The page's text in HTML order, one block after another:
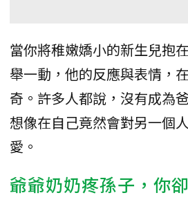
當你將稚嫩嬌小的新生兒抱
舉一動，他的反應與表情，
奇。許多人都說，沒有成為
想像在自己竟然會對另一個
愛。
爺爺奶奶疼孫子，你